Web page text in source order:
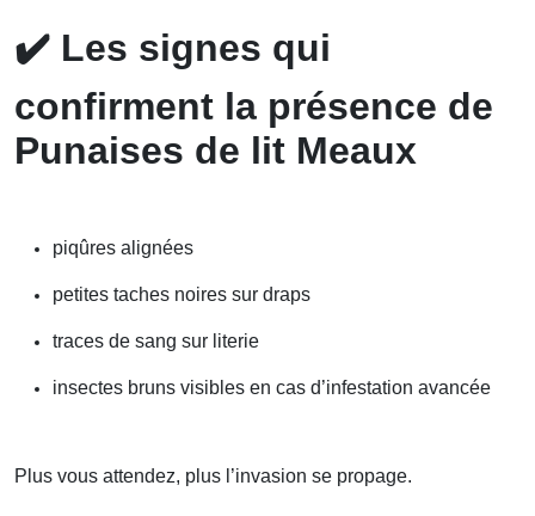
✔️ Les signes qui
confirment la présence de
Punaises de lit Meaux
piqûres alignées
petites taches noires sur draps
traces de sang sur literie
insectes bruns visibles en cas d’infestation avancée
Plus vous attendez, plus l’invasion se propage.